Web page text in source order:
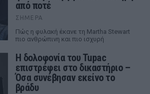
από ποτέ
ΣΉΜΕΡΑ
Πώς η φυλακή έκανε τη Martha Stewart
πιο ανθρώπινη και πιο ισχυρή
Η δολοφονία του Tupac
επιστρέφει στο δικαστήριο –
Όσα συνέβησαν εκείνο το
βράδυ